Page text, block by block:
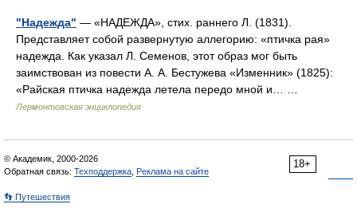
"Надежда" — «НАДЕЖДА», стих. раннего Л. (1831).
Представляет собой развернутую аллегорию: «птичка рая»
надежда. Как указал Л. Семенов, этот образ мог быть
заимствован из повести А. А. Бестужева «Изменник» (1825):
«Райская птичка надежда летела передо мной и… …
Лермонтовская энциклопедия
18+
© Академик, 2000-2026
Обратная связь: Техподдержка Реклама на сайте
👣 Путешествия